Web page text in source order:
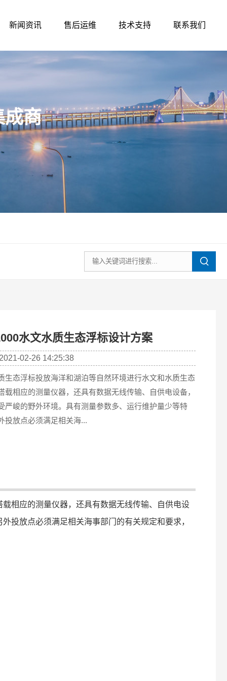
新闻资讯 售后运维 技术支持 联系我们
成商
水文水质生态浮标设计方案
02-26 14:25:38
生态浮标投放海洋和湖泊等自然环境进行水文和水质生态
载相应的测量仪器，还具有数据无线传输、自供电设备，
严峻的野外环境。具有测量参数多、运行维护量少等特
投放点必须满足相关海...
相应的测量仪器，还具有数据无线传输、自供电设
投放点必须满足相关海事部门的有关规定和要求，